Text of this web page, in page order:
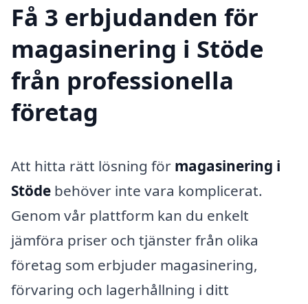
Få 3 erbjudanden för
magasinering i Stöde
från professionella
företag
Att hitta rätt lösning för magasinering i
Stöde behöver inte vara komplicerat.
Genom vår plattform kan du enkelt
jämföra priser och tjänster från olika
företag som erbjuder magasinering,
förvaring och lagerhållning i ditt